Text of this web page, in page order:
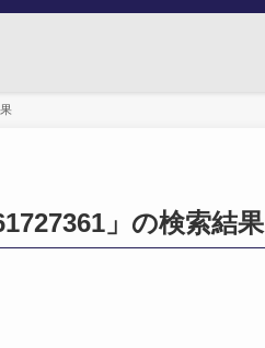
」の検索結果